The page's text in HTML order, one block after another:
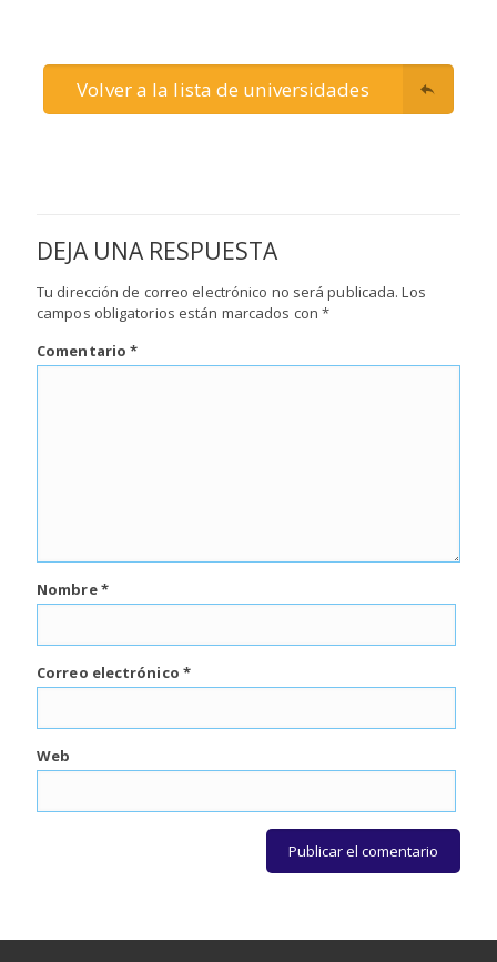
Volver a la lista de universidades
DEJA UNA RESPUESTA
Tu dirección de correo electrónico no será publicada. Los
campos obligatorios están marcados con *
Comentario*
Nombre*
Correo electrónico *
Web